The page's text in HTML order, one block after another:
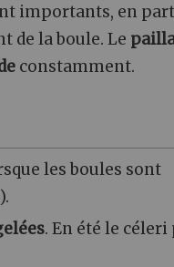
importants, en
de la boule. Le
constamment.
les boules sont
).
. En été le